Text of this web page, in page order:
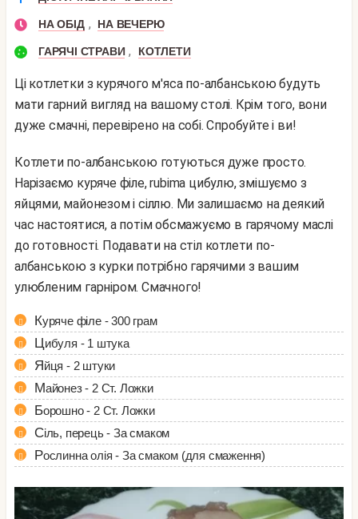
НА ОБІД , НА ВЕЧЕРЮ
ГАРЯЧІ СТРАВИ , КОТЛЕТИ
Ці котлетки з курячого м'яса по-албанською будуть
мати гарний вигляд на вашому столі. Крім того, вони
дуже смачні, перевірено на собі. Спробуйте і ви!
Котлети по-албанською готуються дуже просто.
Нарізаємо куряче філе, rubima цибулю, змішуємо з
яйцями, майонезом і сіллю. Ми залишаємо на деякий
час настоятися, а потім обсмажуємо в гарячому маслі
до готовності. Подавати на стіл котлети по-
албанською з курки потрібно гарячими з вашим
улюбленим гарніром. Смачного!
Куряче філе - 300 грам
Цибуля - 1 штука
Яйця - 2 штуки
Майонез - 2 Ст. Ложки
Борошно - 2 Ст. Ложки
Сіль, перець - За смаком
Рослинна олія - За смаком (для смаження)